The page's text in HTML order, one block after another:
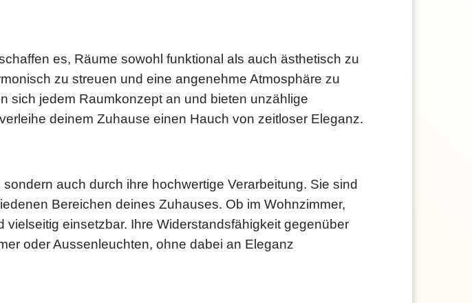
es, Räume sowohl funktional als auch ästhetisch zu
zu streuen und eine angenehme Atmosphäre zu
sich jedem Raumkonzept an und bieten unzählige
deinem Zuhause einen Hauch von zeitloser Eleganz.
auch durch ihre hochwertige Verarbeitung. Sie sind
Bereichen deines Zuhauses. Ob im Wohnzimmer,
einsetzbar. Ihre Widerstandsfähigkeit gegenüber
oder Aussenleuchten, ohne dabei an Eleganz